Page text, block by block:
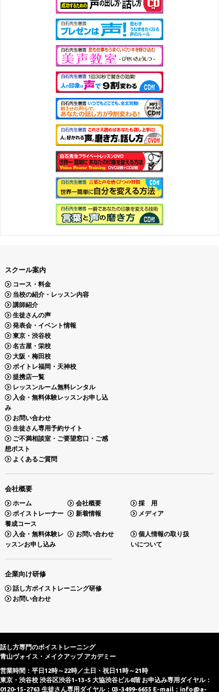
スクール案内
コース・料金
当校の紹介・レッスン内容
講師紹介
生徒さんの声
発表会・イベント情報
東京・渋谷校
名古屋・栄校
大阪・梅田校
ボイトレ福岡・天神校
提携店一覧
レッスンルーム無料レンタル
入会・無料体験レッスンお申し込
み
お問い合わせ
生徒さん専用予約サイト
ご不満相談室・ご要望窓口・ご感
想ポスト
よくあるご質問
会社概要
ホーム 会社概要
採 用
ボイストレーナー
養成コース
新着情報 メディア
入会・無料体験レ
ッスンお申し込み
お問い合わせ
個人情報の取り扱
いについて
企業向け研修
話し方ボイストレーニング研修
お問い合わせ
話し方専門のボイストレーニング
青山ヴォイス・メイクアップ アカデミー
営業時間：平日12時～22時／土日・祝日11時～21時
東京・渋谷校 渋谷区渋谷1-13-5 大協渋谷ビル8階 お申込み専用ダイヤル：
0120-15-2763 生徒さん専用ダイヤル：03-3499-6655 E-mail： info@a-